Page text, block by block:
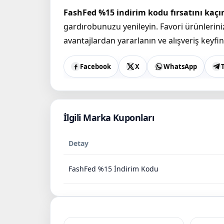
FashFed %15 indirim kodu fırsatını
gardırobunuzu yenileyin. Favori
avantajlardan yararlanın ve alışveriş
Facebook X WhatsApp
İlgili Marka Kuponları
Detay
FashFed %15 İndirim Kodu